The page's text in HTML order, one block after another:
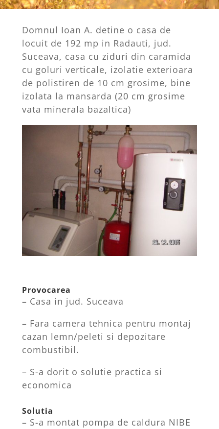
Domnul Ioan A. detine o casa de
locuit de 192 mp in Radauti, jud.
Suceava, casa cu ziduri din caramida
cu goluri verticale, izolatie exterioara
de polistiren de 10 cm grosime, bine
izolata la mansarda (20 cm grosime
vata minerala bazaltica)
Provocarea
– Casa in jud. Suceava
– Fara camera tehnica pentru montaj
cazan lemn/peleti si depozitare
combustibil.
– S-a dorit o solutie practica si
economica
Solutia
– S-a montat pompa de caldura NIBE